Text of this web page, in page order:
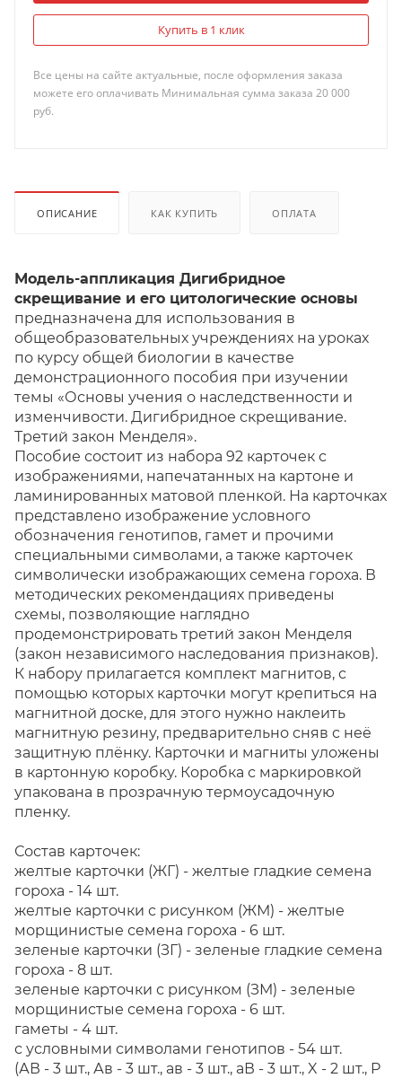
Купить в 1 клик
Все цены на сайте актуальные, после оформления заказа
можете его оплачивать Минимальная сумма заказа 20 000
руб.
ОПИСАНИЕ КАК КУПИТЬ ОПЛАТА
Модель-аппликация Дигибридное
скрещивание и его цитологические основы
предназначена для использования в
общеобразовательных учреждениях на уроках
по курсу общей биологии в качестве
демонстрационного пособия при изучении
темы «Основы учения о наследственности и
изменчивости. Дигибридное скрещивание.
Третий закон Менделя».
Пособие состоит из набора 92 карточек с
изображениями, напечатанных на картоне и
ламинированных матовой пленкой. На карточках
представлено изображение условного
обозначения генотипов, гамет и прочими
специальными символами, а также карточек
символически изображающих семена гороха. В
методических рекомендациях приведены
схемы, позволяющие наглядно
продемонстрировать третий закон Менделя
(закон независимого наследования признаков).
К набору прилагается комплект магнитов, с
помощью которых карточки могут крепиться на
магнитной доске, для этого нужно наклеить
магнитную резину, предварительно сняв с неё
защитную плёнку. Карточки и магниты уложены
в картонную коробку. Коробка с маркировкой
упакована в прозрачную термоусадочную
пленку.
Состав карточек:
желтые карточки (ЖГ) - желтые гладкие семена
гороха - 14 шт.
желтые карточки с рисунком (ЖМ) - желтые
морщинистые семена гороха - 6 шт.
зеленые карточки (ЗГ) - зеленые гладкие семена
гороха - 8 шт.
зеленые карточки с рисунком (ЗМ) - зеленые
морщинистые семена гороха - 6 шт.
гаметы - 4 шт.
с условными символами генотипов - 54 шт.
(АВ - 3 шт., Ав - 3 шт., ав - 3 шт., аВ - 3 шт., X - 2 шт., P